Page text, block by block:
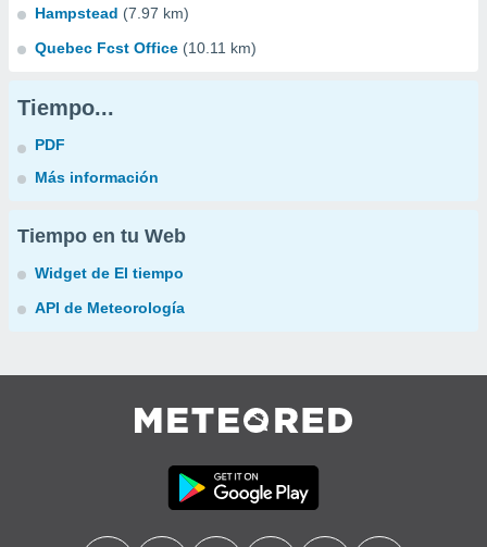
Hampstead (7.97 km)
Quebec Fcst Office (10.11 km)
Tiempo...
PDF
Más información
Tiempo en tu Web
Widget de El tiempo
API de Meteorología